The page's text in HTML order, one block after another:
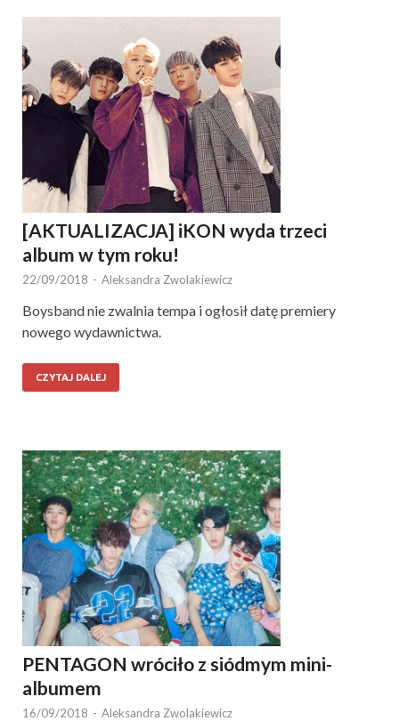
[AKTUALIZACJA] iKON wyda trzeci
album w tym roku!
22/09/2018 - Aleksandra Zwolakiewicz
Boysband nie zwalnia tempa i ogłosił datę premiery
nowego wydawnictwa.
CZYTAJ DALEJ
PENTAGON wróciło z siódmym mini-
albumem
16/09/2018 - Aleksandra Zwolakiewicz